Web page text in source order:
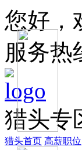
您好，
服务热
猎头专
猎头首页 高薪职位